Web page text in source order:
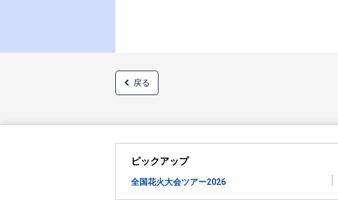
戻る
ピックアップ
全国花火大会ツアー2026